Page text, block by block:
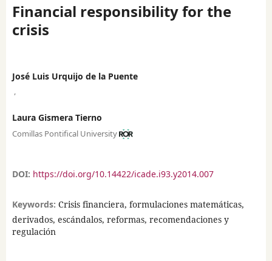
Financial responsibility for the
crisis
José Luis Urquijo de la Puente
,
Laura Gismera Tierno
Comillas Pontifical University
DOI: https://doi.org/10.14422/icade.i93.y2014.007
Keywords: Crisis financiera, formulaciones matemáticas,
derivados, escándalos, reformas, recomendaciones y
regulación